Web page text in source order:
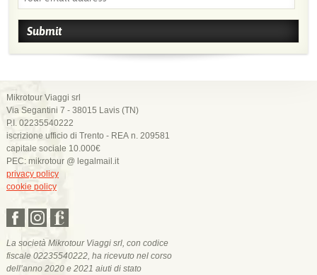
Mikrotour Viaggi srl
Via Segantini 7 - 38015 Lavis (TN)
P.I. 02235540222
iscrizione ufficio di Trento - REA n. 209581
capitale sociale 10.000€
PEC: mikrotour @ legalmail.it
privacy policy
cookie policy
La società Mikrotour Viaggi srl, con codice
fiscale 02235540222, ha ricevuto nel corso
dell’anno 2020 e 2021 aiuti di stato